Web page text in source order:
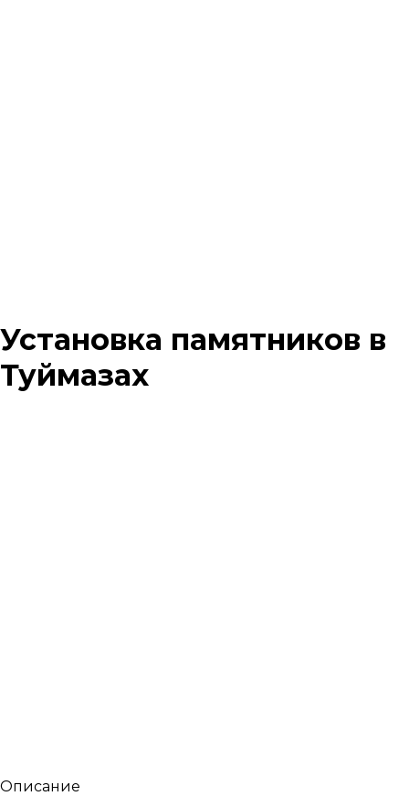
Установка памятников в
Туймазах
Описание